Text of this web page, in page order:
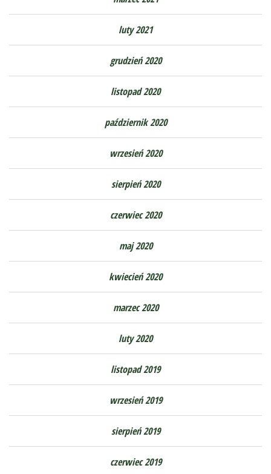
luty 2021
grudzień 2020
listopad 2020
październik 2020
wrzesień 2020
sierpień 2020
czerwiec 2020
maj 2020
kwiecień 2020
marzec 2020
luty 2020
listopad 2019
wrzesień 2019
sierpień 2019
czerwiec 2019